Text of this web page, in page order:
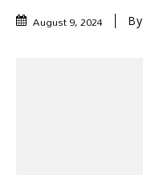
August 9, 2024 By